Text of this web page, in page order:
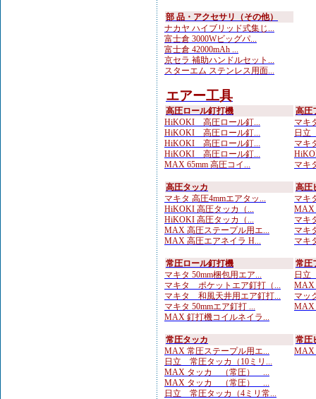
部 品・アクセサリ（その他）
ナカヤ ハイブリッド式集じ...
富士倉 3000Wビッグパ...
富士倉 42000mAh ...
京セラ 補助ハンドルセット...
スターエム ステンレス用面...
エアー工具
高圧ロール釘打機
HiKOKI 高圧ロール釘...
HiKOKI 高圧ロール釘...
HiKOKI 高圧ロール釘...
HiKOKI 高圧ロール釘...
MAX 65mm 高圧コイ...
高圧
マキ
日立
マキ
マキ
高圧タッカ
マキタ 高圧4mmエアタッ...
HiKOKI 高圧タッカ（...
HiKOKI 高圧タッカ（...
MAX 高圧ステープル用エ...
MAX 高圧エアネイラ H...
高圧
マキ
MAX
マキ
マキ
マキ
常圧ロール釘打機
マキタ 50mm梱包用エア...
マキタ ポケットエア釘打（...
マキタ 和風天井用エア釘打...
マキタ 50mmエア釘打 ...
MAX 釘打機コイルネイラ...
常圧
日立
MAX
マッ
MAX
常圧タッカ
MAX 常圧ステープル用エ...
日立 常圧タッカ（10ミリ...
MAX タッカ （常圧） ...
MAX タッカ （常圧） ...
日立 常圧タッカ（4ミリ常...
常圧
MAX